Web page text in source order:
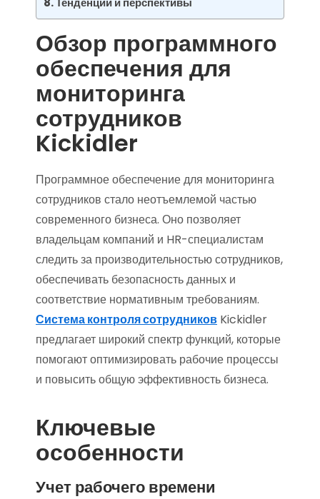
Обзор программного
обеспечения для
мониторинга
сотрудников
Kickidler
Программное обеспечение для мониторинга
сотрудников стало неотъемлемой частью
современного бизнеса. Оно позволяет
владельцам компаний и HR-специалистам
следить за производительностью сотрудников,
обеспечивать безопасность данных и
соответствие нормативным требованиям.
Система контроля сотрудников Kickidler
предлагает широкий спектр функций, которые
помогают оптимизировать рабочие процессы
и повысить общую эффективность бизнеса.
Ключевые
особенности
Учет рабочего времени